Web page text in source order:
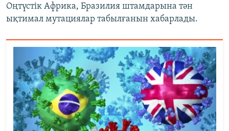
Оңтүстік Африка, Бразилия штамдарына тән
ықтимал мутациялар табылғанын хабарлады.